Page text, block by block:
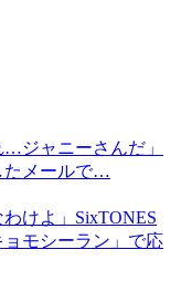
ジャニーさんだ」
たメールで…
けよ」SixTONES
モシーラン」で応